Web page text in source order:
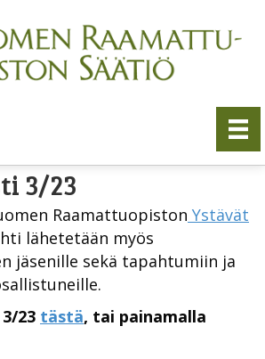
3/23
Raamattuopiston Ystävät
lähetetään myös
jäsenille sekä tapahtumiin ja
23 tästä, tai painamalla